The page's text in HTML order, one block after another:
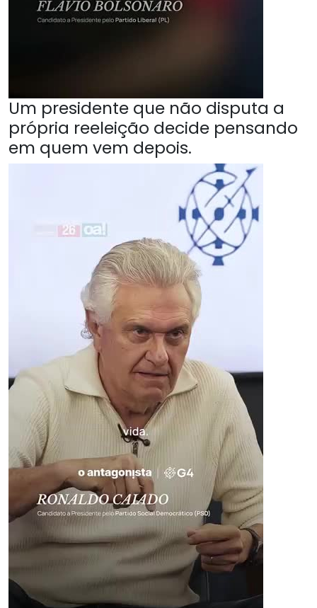
Um presidente que não disputa a
própria reeleição decide pensando
em quem vem depois.